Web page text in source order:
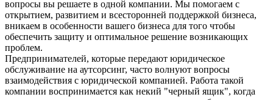
вопросы вы решаете в одной компании. Мы помогаем с
открытием, развитием и всесторонней поддержкой бизнеса,
вникаем в особенности вашего бизнеса для того чтобы
обеспечить защиту и оптимальное решение возникающих
проблем.
Предпринимателей, которые передают юридическое
обслуживание на аутсорсинг, часто волнуют вопросы
взаимодействия с юридической компанией. Работа такой
компании воспринимается как некий "черный ящик", когда